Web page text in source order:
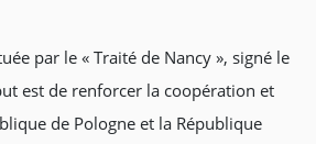
par le « Traité de Nancy », signé le
est de renforcer la coopération et
de Pologne et la République